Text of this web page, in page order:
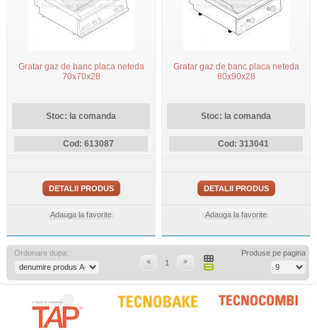
Gratar gaz de banc placa neteda
70x70x28
Stoc: la comanda
Cod: 613087
DETALII PRODUS
Adauga la favorite
Gratar gaz de banc placa neteda
80x90x28
Stoc: la comanda
Cod: 313041
DETALII PRODUS
Adauga la favorite
Ordonare dupa:
«
1 »
Produse pe pagina